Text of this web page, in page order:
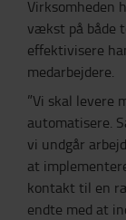
Virksomheden
vækst på både
effektivisere
medarbejdere.
”Vi skal levere
automatisere.
vi undgår
at
kontakt til en
endte med at